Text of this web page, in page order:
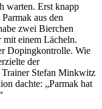
warten. Erst knapp
aus den
zwei Bierchen
mit einem Lächeln.
Dopingkontrolle. Wie
der
Stefan Minkwitz
dachte: „Parmak hat